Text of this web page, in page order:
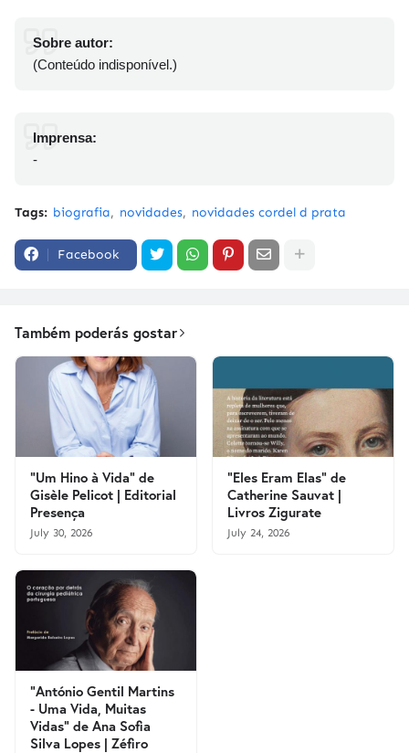
Sobre autor:
(Conteúdo indisponível.)
Imprensa:
-
Tags: biografia novidades novidades cordel d prata
Facebook
Também poderás gostar
"Um Hino à Vida" de
Gisèle Pelicot | Editorial
Presença
July 30, 2026
"Eles Eram Elas" de
Catherine Sauvat |
Livros Zigurate
July 24, 2026
"António Gentil Martins
- Uma Vida, Muitas
Vidas" de Ana Sofia
Silva Lopes | Zéfiro